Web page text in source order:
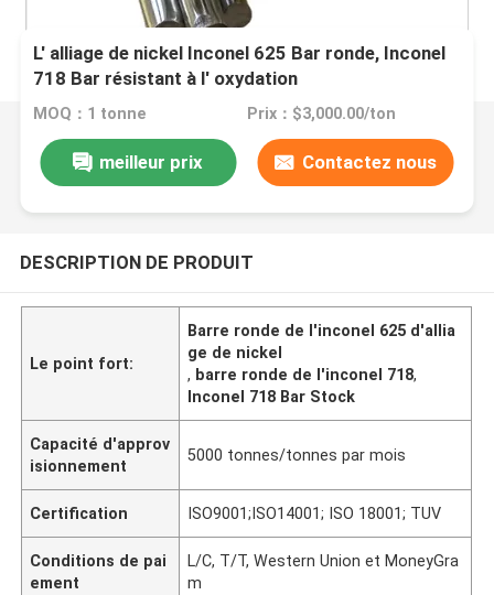
L' alliage de nickel Inconel 625 Bar ronde, Inconel
718 Bar résistant à l' oxydation
MOQ：1 tonne Prix：$3,000.00/ton
meilleur prix Contactez nous
DESCRIPTION DE PRODUIT
Le point fort:
Barre ronde de l'inconel 625 d'allia
ge de nickel
, barre ronde de l'inconel 718,
Inconel 718 Bar Stock
Capacité d'approv
isionnement
5000 tonnes/tonnes par mois
Certification ISO9001;ISO14001; ISO 18001; TUV
Conditions de pai
ement
L/C, T/T, Western Union et MoneyGra
m